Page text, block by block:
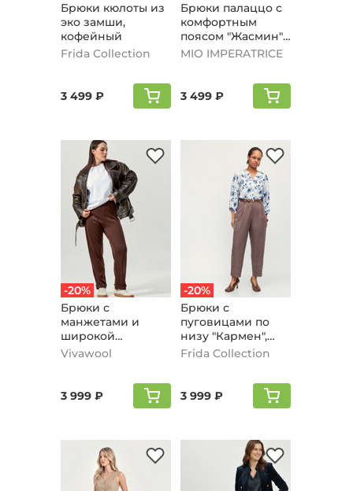
Брюки кюлоты из
эко замши,
кофейный
Frida Collection
3 499 ₽
Брюки палаццо с
комфортным
поясом "Жасмин",
шоколадный
MIO IMPERATRICE
3 499 ₽
-20%
Брюки с
манжетами и
широкой
резинкой,
Vivawool
3 999 ₽
-20%
Брюки с
пуговицами по
низу "Кармен",
кофейный
Frida Collection
3 999 ₽